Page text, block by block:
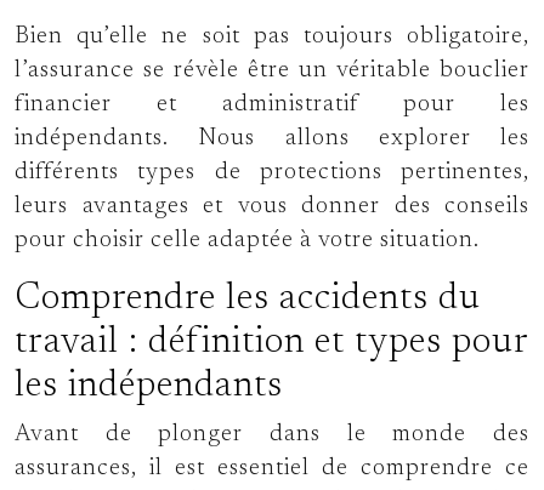
Bien qu’elle ne soit pas toujours obligatoire,
l’assurance se révèle être un véritable bouclier
financier et administratif pour les
indépendants. Nous allons explorer les
différents types de protections pertinentes,
leurs avantages et vous donner des conseils
pour choisir celle adaptée à votre situation.
Comprendre les accidents du
travail : définition et types pour
les indépendants
Avant de plonger dans le monde des
assurances, il est essentiel de comprendre ce